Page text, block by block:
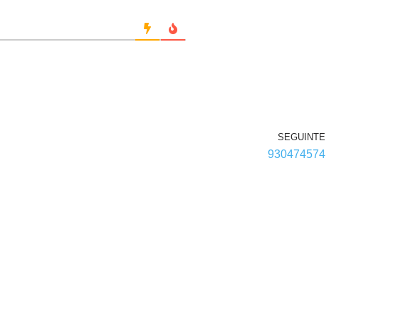
SEGUINTE
930474574